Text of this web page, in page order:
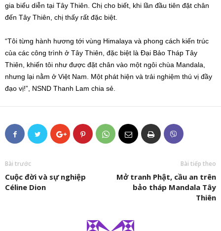
gia biểu diễn tại Tây Thiên. Chị cho biết, khi lần đầu tiên đặt chân
đến Tây Thiên, chị thấy rất đặc biệt.
“Tôi từng hành hương tới vùng Himalaya và phong cách kiến trúc
của các công trình ở Tây Thiên, đặc biệt là Đại Bảo Tháp Tây
Thiên, khiến tôi như được đặt chân vào một ngôi chùa Mandala,
nhưng lại nằm ở Việt Nam. Một phát hiện và trải nghiệm thú vị đầy
đạo vị!”, NSND Thanh Lam chia sẻ.
Bài trước
Cuộc đời và sự nghiệp
Céline Dion
Bài tiếp theo
Mở tranh Phật, cầu an trên
bảo tháp Mandala Tây
Thiên